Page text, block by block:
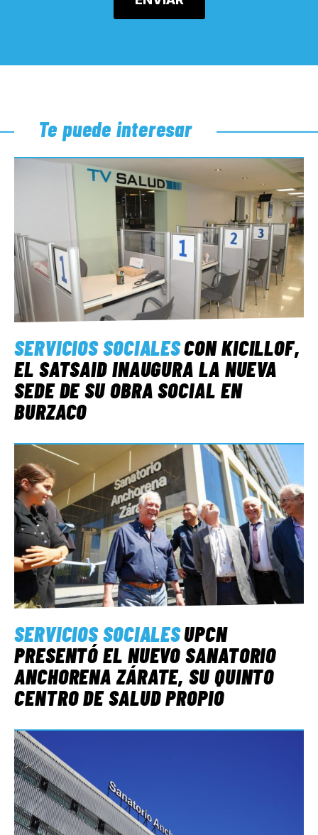
Te puede interesar
SERVICIOS SOCIALESCON KICILLOF,
EL SATSAID INAUGURA LA NUEVA
SEDE DE SU OBRA SOCIAL EN
BURZACO
SERVICIOS SOCIALESUPCN
PRESENTÓ EL NUEVO SANATORIO
ANCHORENA ZÁRATE, SU QUINTO
CENTRO DE SALUD PROPIO